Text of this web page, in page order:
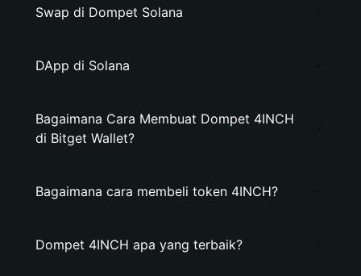
Swap di Dompet Solana
DApp di Solana
Bagaimana Cara Membuat Dompet 4INCH
di Bitget Wallet?
Bagaimana cara membeli token 4INCH?
Dompet 4INCH apa yang terbaik?